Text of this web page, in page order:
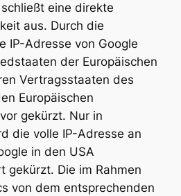
eine direkte
aus. Durch die
IP-Adresse von Google
der Europäischen
Vertragsstaaten des
Europäischen
gekürzt. Nur in
die volle IP-Adresse an
in den USA
gekürzt. Die im Rahmen
von dem entsprechenden